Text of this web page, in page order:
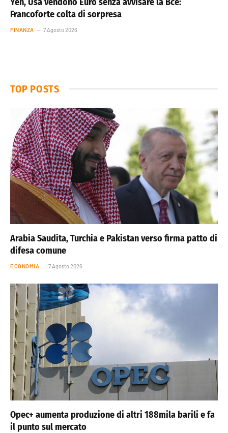
Francoforte colta di sorpresa
FINANZA 7 Agosto 2026
TOP POSTS
Arabia Saudita, Turchia e Pakistan verso firma patto di
difesa comune
ECONOMIA 7 Agosto 2026
Opec+ aumenta produzione di altri 188mila barili e fa
il punto sul mercato